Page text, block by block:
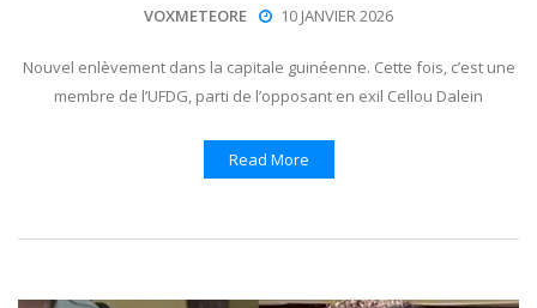
VOXMETEORE 10 JANVIER 2026
Nouvel enlèvement dans la capitale guinéenne. Cette fois, c’est une
membre de l’UFDG, parti de l’opposant en exil Cellou Dalein
Read More